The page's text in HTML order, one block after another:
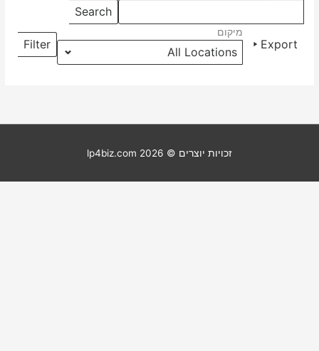
Search
Events
Export
מיקום
Filter
מיקומים
זכויות יוצרים © 2026 lp4biz.com